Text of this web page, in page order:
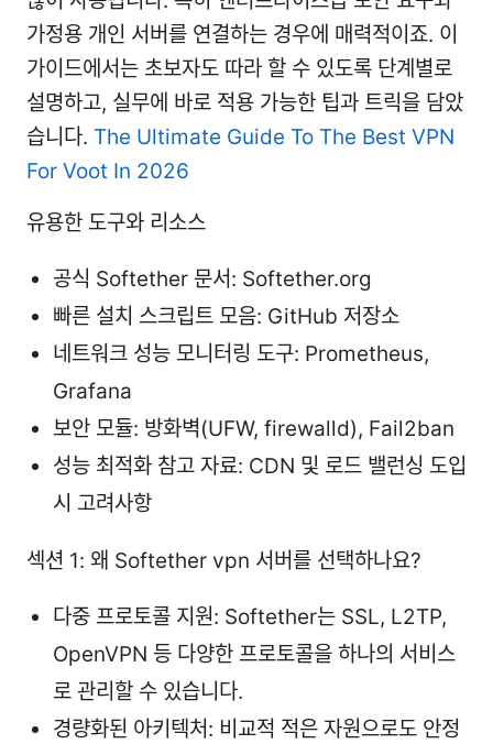
가정용 개인 서버를 연결하는 경우에 매력적이죠. 이
가이드에서는 초보자도 따라 할 수 있도록 단계별로
설명하고, 실무에 바로 적용 가능한 팁과 트릭을 담았
습니다. The Ultimate Guide To The Best VPN
For Voot In 2026
유용한 도구와 리소스
공식 Softether 문서: Softether.org
빠른 설치 스크립트 모음: GitHub 저장소
네트워크 성능 모니터링 도구: Prometheus,
Grafana
보안 모듈: 방화벽(UFW, firewalld), Fail2ban
성능 최적화 참고 자료: CDN 및 로드 밸런싱 도입
시 고려사항
섹션 1: 왜 Softether vpn 서버를 선택하나요?
다중 프로토콜 지원: Softether는 SSL, L2TP,
OpenVPN 등 다양한 프로토콜을 하나의 서비스
로 관리할 수 있습니다.
경량화된 아키텍처: 비교적 적은 자원으로도 안정